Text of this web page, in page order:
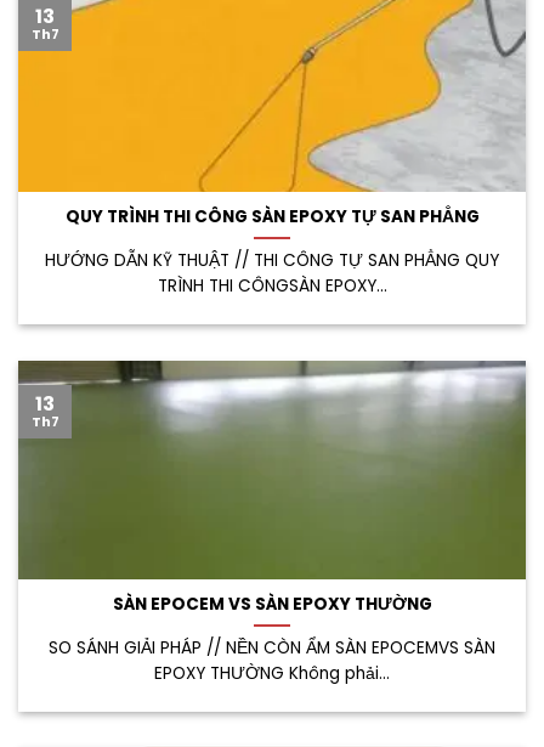
QUY TRÌNH THI CÔNG SÀN EPOXY TỰ SAN PHẲNG
HƯỚNG DẪN KỸ THUẬT // THI CÔNG TỰ SAN PHẲNG QUY
TRÌNH THI CÔNGSÀN EPOXY...
13
Th7
SÀN EPOCEM VS SÀN EPOXY THƯỜNG
SO SÁNH GIẢI PHÁP // NỀN CÒN ẨM SÀN EPOCEMVS SÀN
EPOXY THƯỜNG Không phải...
13
Th7